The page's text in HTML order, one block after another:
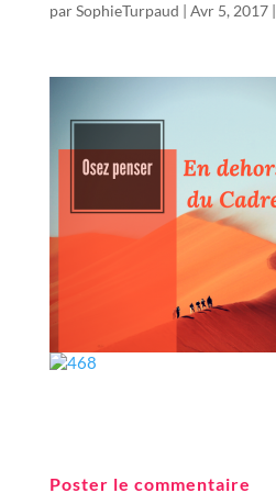
parSophieTurpaud | Avr 5, 2017|
Poster le commentaire